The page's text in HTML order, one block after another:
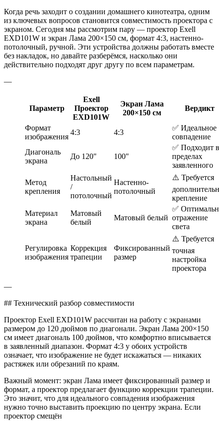
Когда речь заходит о создании домашнего кинотеатра, одним
из ключевых вопросов становится совместимость проектора с
экраном. Сегодня мы рассмотрим пару — проектор Exell
EXD101W и экран Лама 200×150 см, формат 4:3, настенно-
потолочный, ручной. Эти устройства должны работать вместе
без накладок, но давайте разберёмся, насколько они
действительно подходят друг другу по всем параметрам.
—
Параметр
Exell
Проектор
EXD101W
Экран Лама
200×150 см
Вердикт
Формат
изображения
4:3 4:3
✅ Идеальное
совпадение
Диагональ
экрана
До 120" 100"
✅ Подходит в
пределах
заявленного
Метод
крепления
Настольный
/
потолочный
Настенно-
потолочный
⚠️ Требуется
крепление
Материал
экрана
Матовый
белый
Матовый белый
✅
отражение
света
Регулировка
изображения
Коррекция
трапеции
Фиксированный
размер
⚠️ Требуется
точная
настройка
проектора
—
## Технический разбор совместимости
Проектор Exell EXD101W рассчитан на работу с экранами
размером до 120 дюймов по диагонали. Экран Лама 200×150
см имеет диагональ 100 дюймов, что комфортно вписывается
в заявленный диапазон. Формат 4:3 у обоих устройств
означает, что изображение не будет искажаться — никаких
растяжек или обрезаний по краям.
Важный момент: экран Лама имеет фиксированный размер и
формат, а проектор предлагает функцию коррекции трапеции.
Это значит, что для идеального совпадения изображения
нужно точно выставить проекцию по центру экрана. Если
проектор смещён